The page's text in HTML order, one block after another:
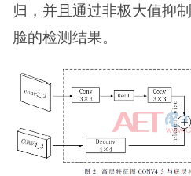
归，并且通过非极大值抑
脸的检测结果。